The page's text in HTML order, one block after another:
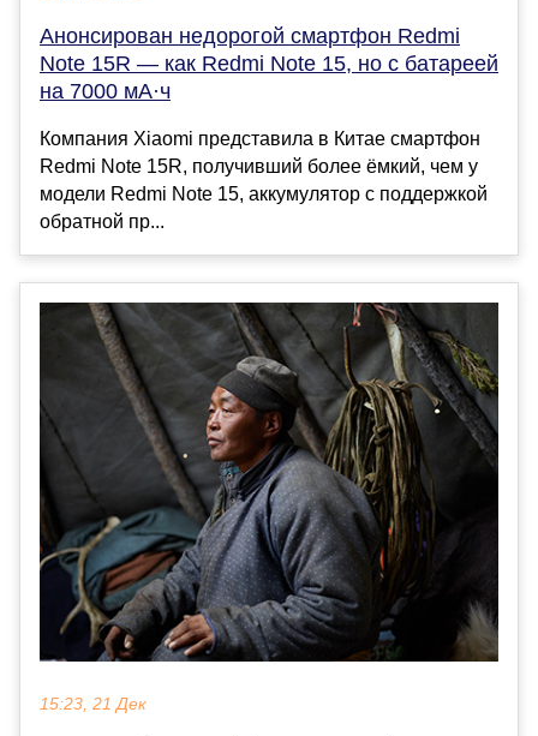
Анонсирован недорогой смартфон Redmi
Note 15R — как Redmi Note 15, но с батареей
на 7000 мА·ч
Компания Xiaomi представила в Китае смартфон
Redmi Note 15R, получивший более ёмкий, чем у
модели Redmi Note 15, аккумулятор с поддержкой
обратной пр...
15:23, 21 Дек